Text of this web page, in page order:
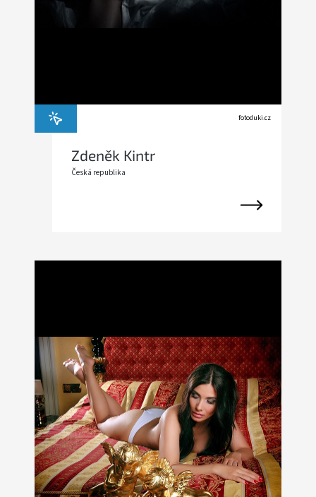
fotoduki.cz
Zdeněk Kintr
Česká republika